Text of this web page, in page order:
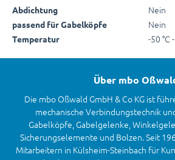
Abdichtung Nein
passend für Gabelköpfe Nein
Temperatur -50 °C
Über mbo
Die mbo Oßwald GmbH & Co KG ist
mechanische Verbindungstechnik
Gabelköpfe, Gabelgelenke,
Sicherungselemente und Bolzen. Seit
Mitarbeitern in Külsheim-Steinbach für